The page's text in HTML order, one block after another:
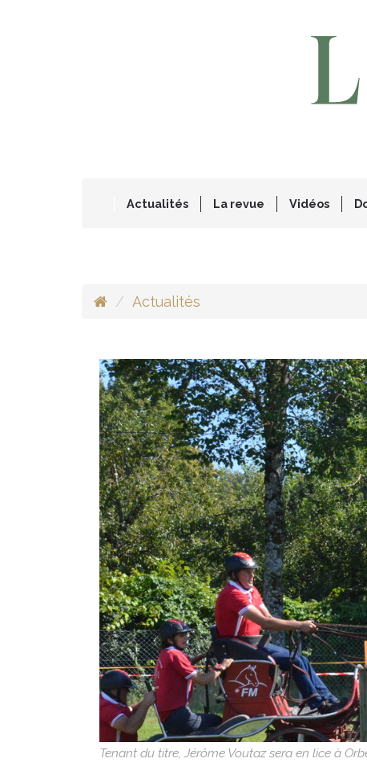
Actualités La revue Vidéos
Actualités
Tenant du titre, Jérôme Voutaz sera en lice à